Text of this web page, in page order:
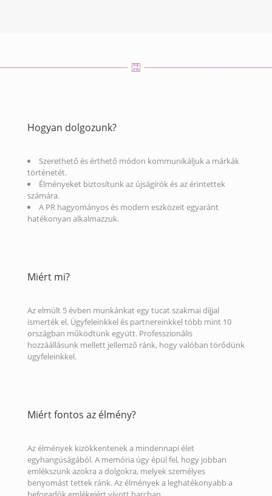
Hogyan dolgozunk?
Szerethető és érthető módon kommunikáljuk a márkák
történetét.
Élményeket biztosítunk az újságírók és az érintettek
számára.
A PR hagyományos és modern eszközeit egyaránt
hatékonyan alkalmazzuk.
Miért mi?
Az elmúlt 5 évben munkánkat egy tucat szakmai díjjal
ismerték el. Ügyfeleinkkel és partnereinkkel több mint 10
országban működtünk együtt. Professzionális
hozzáállásunk mellett jellemző ránk, hogy valóban törődünk
ügyfeleinkkel.
Miért fontos az élmény?
Az élmények kizökkentenek a mindennapi élet
egyhangúságából. A memória úgy épül fel, hogy jobban
emlékszünk azokra a dolgokra, melyek személyes
benyomást tettek ránk. Az élmények a leghatékonyabb a